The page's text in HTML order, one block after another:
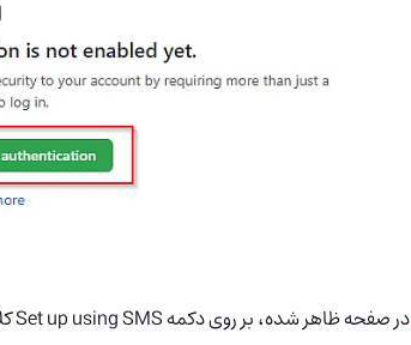
در صفحه ظاهر شده، بر روی دکمه Set up using SMS کلیک کنید.